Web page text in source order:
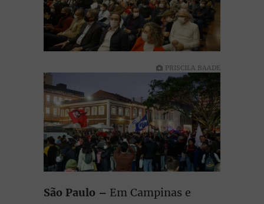
PRISCILA BAADE
São Paulo – Em Campinas e